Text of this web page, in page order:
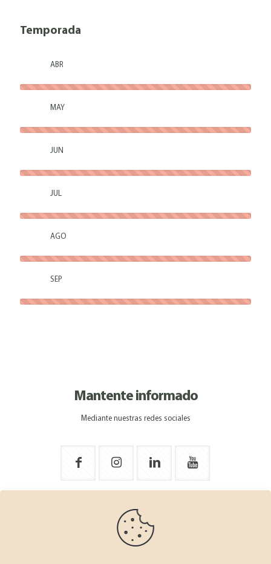
Temporada
ABR
MAY
JUN
JUL
AGO
SEP
Mantente informado
Mediante nuestras redes sociales